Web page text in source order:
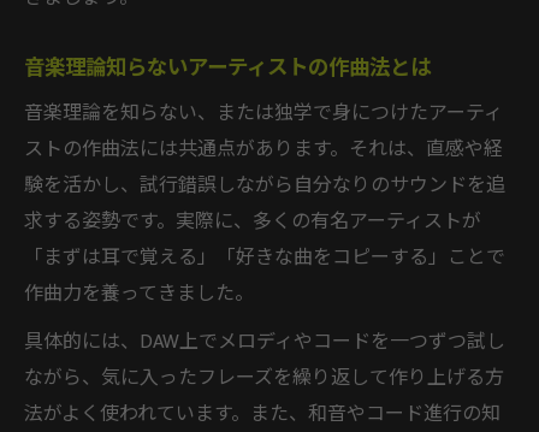
音楽理論知らないアーティストの作曲法とは
音楽理論を知らない、または独学で身につけたアーティ
ストの作曲法には共通点があります。それは、直感や経
験を活かし、試行錯誤しながら自分なりのサウンドを追
求する姿勢です。実際に、多くの有名アーティストが
「まずは耳で覚える」「好きな曲をコピーする」ことで
作曲力を養ってきました。
具体的には、DAW上でメロディやコードを一つずつ試し
ながら、気に入ったフレーズを繰り返して作り上げる方
法がよく使われています。また、和音やコード進行の知